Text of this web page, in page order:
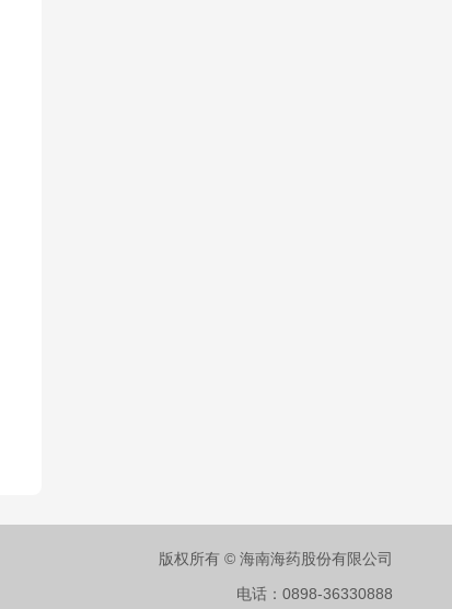
版权所有 © 海南海药股份有限公司
电话：0898-36330888